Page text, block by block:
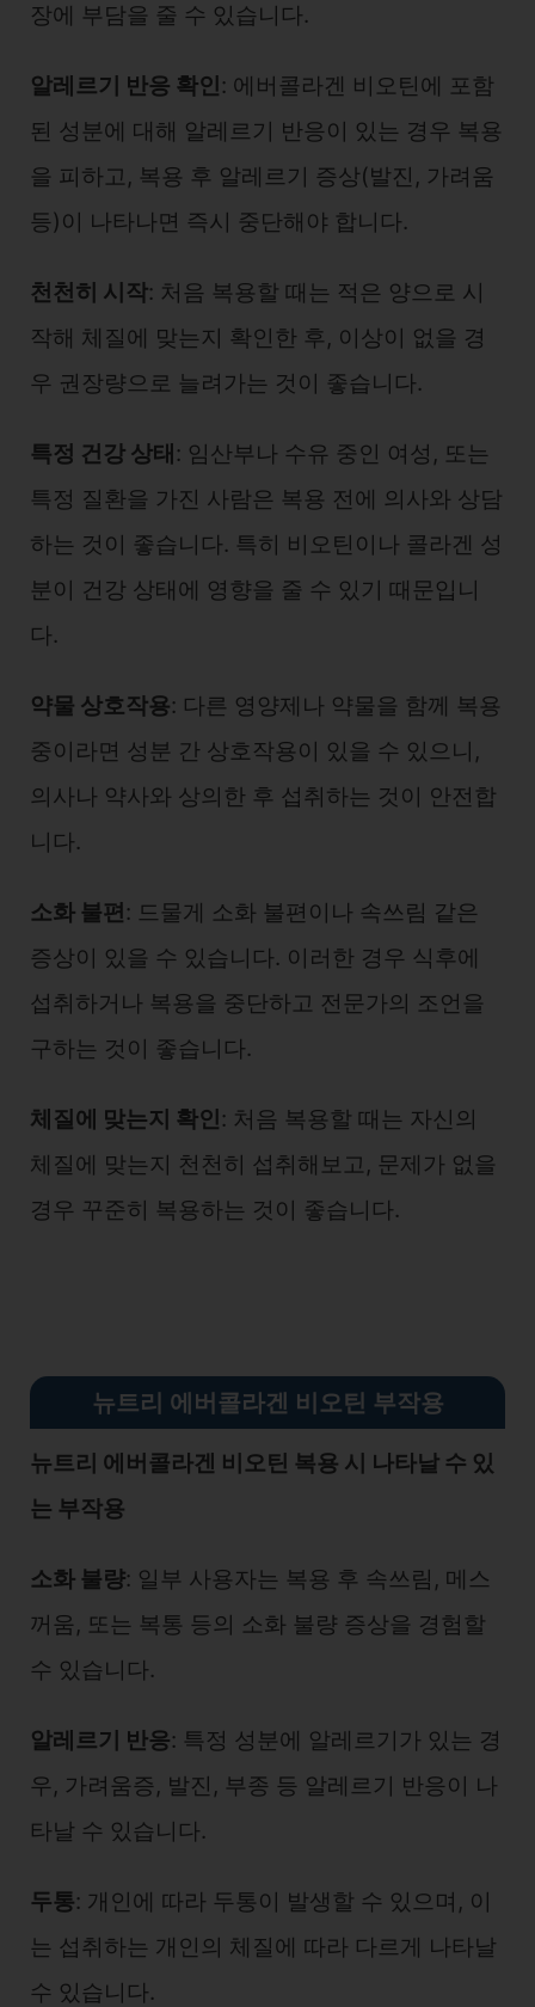
장에 부담을 줄 수 있습니다.
알레르기 반응 확인: 에버콜라겐 비오틴에 포함
된 성분에 대해 알레르기 반응이 있는 경우 복용
을 피하고, 복용 후 알레르기 증상(발진, 가려움
등)이 나타나면 즉시 중단해야 합니다.
천천히 시작: 처음 복용할 때는 적은 양으로 시
작해 체질에 맞는지 확인한 후, 이상이 없을 경
우 권장량으로 늘려가는 것이 좋습니다.
특정 건강 상태 : 임산부나 수유 중인 여성, 또는
특정 질환을 가진 사람은 복용 전에 의사와 상담
하는 것이 좋습니다. 특히 비오틴이나 콜라겐 성
분이 건강 상태에 영향을 줄 수 있기 때문입니
다.
약물 상호작용: 다른 영양제나 약물을 함께 복용
중이라면 성분 간 상호작용이 있을 수 있으니,
의사나 약사와 상의한 후 섭취하는 것이 안전합
니다.
소화 불편: 드물게 소화 불편이나 속쓰림 같은
증상이 있을 수 있습니다. 이러한 경우 식후에
섭취하거나 복용을 중단하고 전문가의 조언을
구하는 것이 좋습니다.
체질에 맞는지 확인: 처음 복용할 때는 자신의
체질에 맞는지 천천히 섭취해보고, 문제가 없을
경우 꾸준히 복용하는 것이 좋습니다.
뉴트리 에버콜라겐 비오틴 부작용
뉴트리 에버콜라겐 비오틴 복용 시 나타날 수 있
는 부작용
소화 불량: 일부 사용자는 복용 후 속쓰림, 메스
꺼움, 또는 복통 등의 소화 불량 증상을 경험할
수 있습니다.
알레르기 반응: 특정 성분에 알레르기가 있는 경
우, 가려움증, 발진, 부종 등 알레르기 반응이 나
타날 수 있습니다.
두통: 개인에 따라 두통이 발생할 수 있으며, 이
는 섭취하는 개인의 체질에 따라 다르게 나타날
수 있습니다.